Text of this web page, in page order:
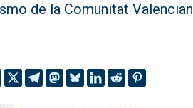
de la Comunitat